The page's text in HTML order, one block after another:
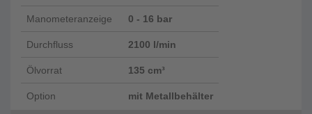
Manometeranzeige 0 - 16 bar
Durchfluss 2100 l/min
Ölvorrat 135 cm³
Option mit Metallbehälter